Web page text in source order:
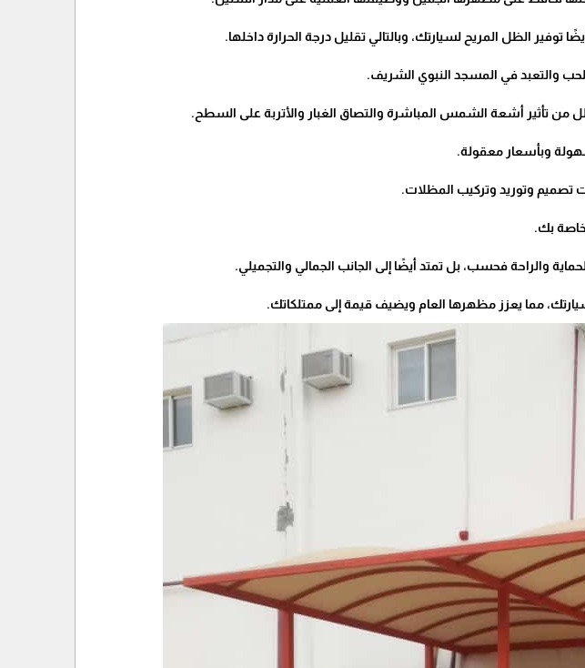
توفير الظل المريح لسيارتك، وبالتالي تقليل درجة الحرارة داخلها.
والتعبد في المسجد النبوي الشريف.
من تأثير أشعة الشمس المباشرة والتصاق الغبار والأتربة على السطح.
وبأسعار معقولة.
تصميم وتوريد وتركيب المظلات.
بك.
والراحة فحسب، بل تمتد أيضًا إلى الجانب الجمالي والتجميلي.
مما يعزز مظهرها العام ويضيف قيمة إلى ممتلكاتك.